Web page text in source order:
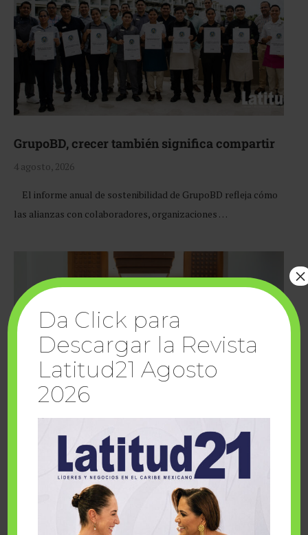
GrupoBD, crecer también significa compartir
4 agosto, 2026
El informe anual de sostenibilidad de GrupoBD refleja cómo
las alianzas con colaboradores, organizaciones …
Cuando la solidaridad inspira; cumplen
sueños Fairmont Mayakoba y Make-A-Wish
Da Click para
Descargar la Revista
Latitud21 Agosto
2026
×